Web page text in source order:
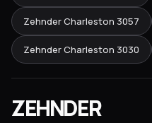
Zehnder Charleston 3057
Zehnder Charleston 3030
ZEHNDER